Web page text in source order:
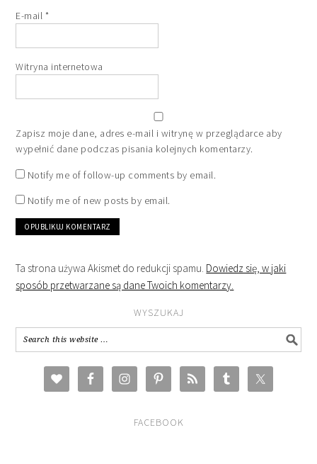
E-mail *
Witryna internetowa
Zapisz moje dane, adres e-mail i witrynę w przeglądarce aby
wypełnić dane podczas pisania kolejnych komentarzy.
Notify me of follow-up comments by email.
Notify me of new posts by email.
Ta strona używa Akismet do redukcji spamu. Dowiedz się, w jaki
sposób przetwarzane są dane Twoich komentarzy.
WYSZUKAJ
FACEBOOK